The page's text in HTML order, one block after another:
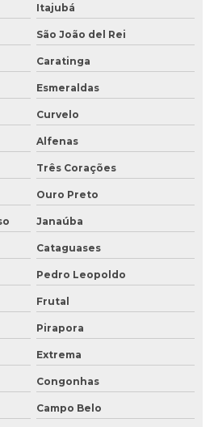
subterrâneo
ambiente
de água
Itajubá
São João del Rei
Caratinga
Esmeraldas
Curvelo
Alfenas
Três Corações
Ouro Preto
Janaúba
Cataguases
Pedro Leopoldo
Frutal
Pirapora
Extrema
Congonhas
Campo Belo